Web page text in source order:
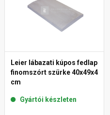
Leier lábazati kúpos fedlap
finomszórt szürke 40x49x4
cm
Gyártói készleten